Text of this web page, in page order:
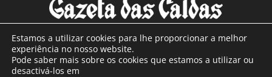
SOBRE NÓS
Estamos a utilizar cookies para lhe proporcionar a melhor
experiência no nosso website.
Pode saber mais sobre os cookies que estamos a utilizar ou
desactivá-los em